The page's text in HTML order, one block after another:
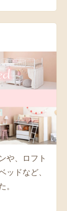
や、ロフト
ッドなど、
。